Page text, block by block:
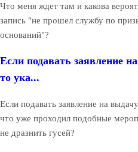
Что меня ждет там и какова
запись "не прошел службу по
оснований"?
Если подавать заявление
то ука...
Если подавать заявление на
что уже проходил подобные
не дразнить гусей?